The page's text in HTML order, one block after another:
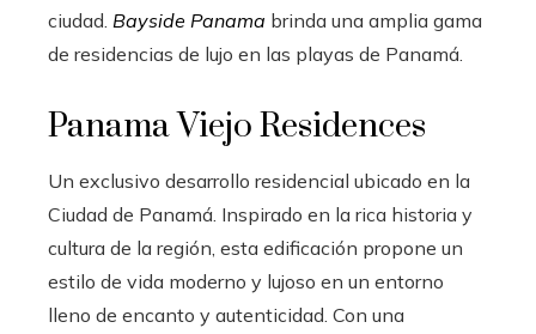
ciudad. Bayside Panama brinda una amplia gama
de residencias de lujo en las playas de Panamá.
Panama Viejo Residences
Un exclusivo desarrollo residencial ubicado en la
Ciudad de Panamá. Inspirado en la rica historia y
cultura de la región, esta edificación propone un
estilo de vida moderno y lujoso en un entorno
lleno de encanto y autenticidad. Con una